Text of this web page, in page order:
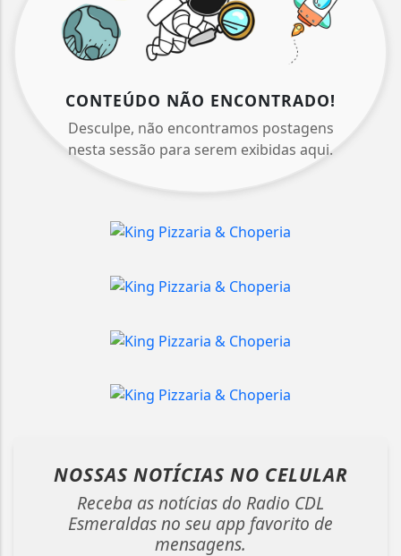
CONTEÚDO NÃO ENCONTRADO!
Desculpe, não encontramos postagens
nesta sessão para serem exibidas aqui.
NOSSAS NOTÍCIAS NO CELULAR
Receba as notícias do Radio CDL
Esmeraldas no seu app favorito de
mensagens.